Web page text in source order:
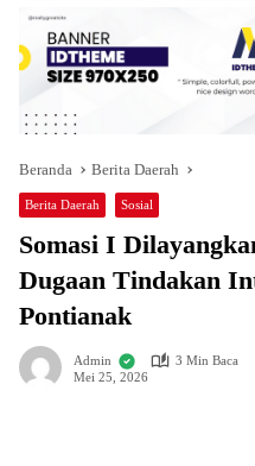
Beranda Berita Daerah
Berita Daerah Sosial
Somasi I
Dugaan Tindakan
Pontianak
Admin
3 Min Baca
Mei 25, 2026